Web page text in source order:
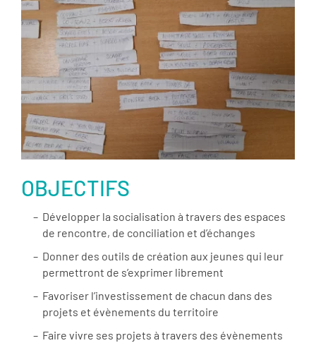
OBJECTIFS
Développer la socialisation à travers des espaces
de rencontre, de conciliation et d’échanges
Donner des outils de création aux jeunes qui leur
permettront de s’exprimer librement
Favoriser l’investissement de chacun dans des
projets et évènements du territoire
Faire vivre ses projets à travers des évènements